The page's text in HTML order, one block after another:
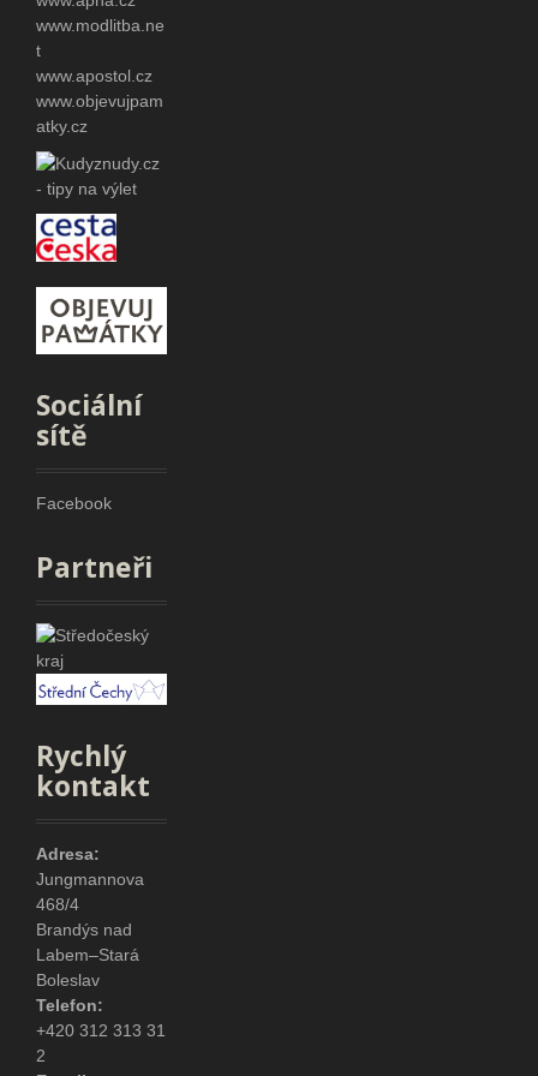
www.modlitba.ne
t
www.apostol.cz
www.objevujpam
atky.cz
Sociální
sítě
Facebook
Partneři
Rychlý
kontakt
Adresa:
Jungmannova
468/4
Brandýs nad
Labem–Stará
Boleslav
Telefon:
+420 312 313 31
2